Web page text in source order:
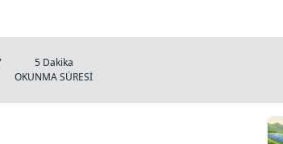
5 Dakika
OKUNMA SÜRESİ